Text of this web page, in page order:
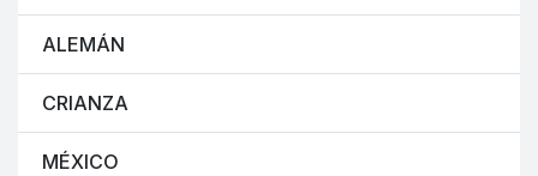
ALEMÁN
CRIANZA
MÉXICO